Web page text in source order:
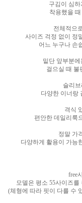
구김이 심
착용했을
전체적으
사이즈 걱정 없이 정
어느 누구나 손
밑단 앞부분
걸으실 때 불
슬리
다양한 이너랑
격식
편안한 데일리룩
정말 가
다양하게 활용이 가능
free
모델은 평소55사이즈를
(체형에 따라 핏이 다를 수